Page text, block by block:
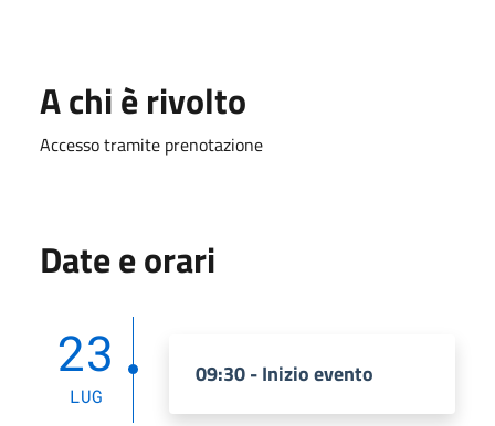
A chi è rivolto
Accesso tramite prenotazione
Date e orari
23
LUG
09:30 - Inizio evento